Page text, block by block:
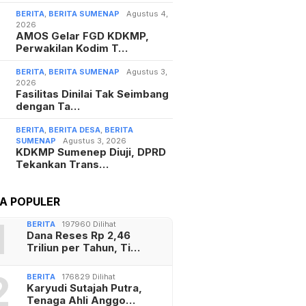
BERITA BERITA SUMENAP
Agustus 4,
2026
AMOS Gelar FGD KDKMP,
Perwakilan Kodim T…
BERITA BERITA SUMENAP
Agustus 3,
2026
Fasilitas Dinilai Tak Seimbang
dengan Ta…
BERITA BERITA DESA BERITA
SUMENAP
Agustus 3, 2026
KDKMP Sumenep Diuji, DPRD
Tekankan Trans…
POPULER
BERITA 197960 Dilihat
Dana Reses Rp 2,46
Triliun per Tahun, Ti…
BERITA 176829 Dilihat
Karyudi Sutajah Putra,
Tenaga Ahli Anggo…